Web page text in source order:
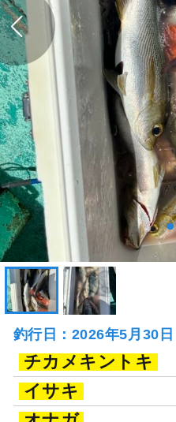
釣行日：2026年5月30
チカメキントキ
イサキ